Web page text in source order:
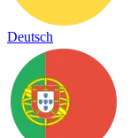
Deutsch